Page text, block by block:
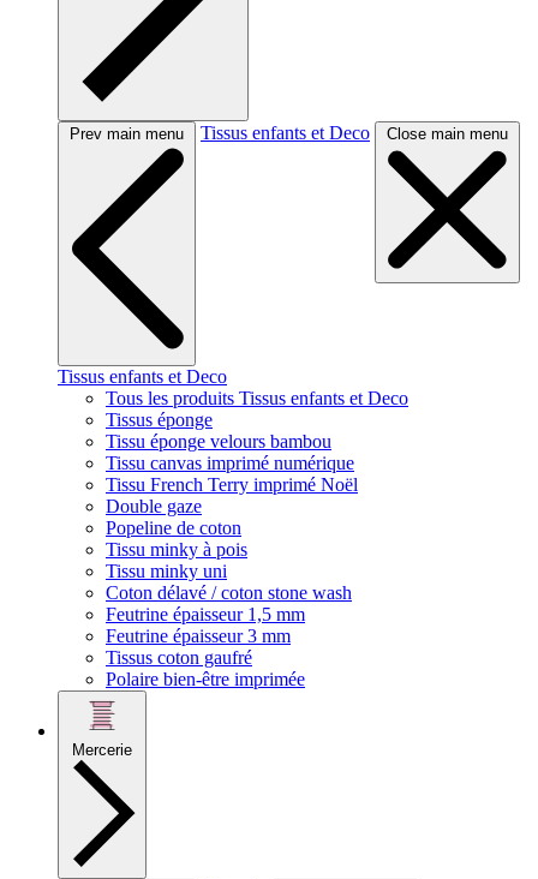
Prev main menu Tissus enfants et Deco Close main menu
Tissus enfants et Deco
Tous les produits Tissus enfants et Deco
Tissus éponge
Tissu éponge velours bambou
Tissu canvas imprimé numérique
Tissu French Terry imprimé Noël
Double gaze
Popeline de coton
Tissu minky à pois
Tissu minky uni
Coton délavé / coton stone wash
Feutrine épaisseur 1,5 mm
Feutrine épaisseur 3 mm
Tissus coton gaufré
Polaire bien-être imprimée
Mercerie